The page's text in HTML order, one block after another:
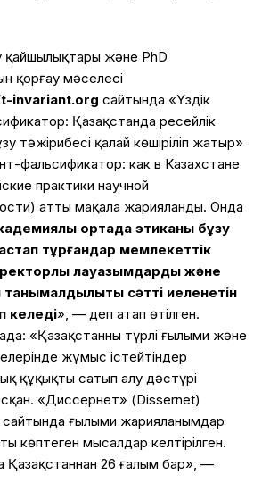
қайшылықтары және PhD
қорғау мәселесі
invariant.org сайтында «Үздік
Қазақстанда ресейлік
тәжірибесі қалай көшіріліп жатыр»
фальсификатор: как в Казахстане
практики научной
атты мақала жарияланды. Онда
ортада этиканы бұзу
тұрғандар мемлекеттік
лауазымдарды және
танымалдылықты сәтті иеленетін
келеді», — деп атап өтілген.
«Қазақстанның түрлі ғылыми және
жұмыс істейтіндер
құқықты сатып алу дәстүрі
«Диссернет» (Dissernet)
сайтында ғылыми жарияланымдар
көптеген мысалдар келтірілген.
Қазақстаннан 26 ғалым бар», —